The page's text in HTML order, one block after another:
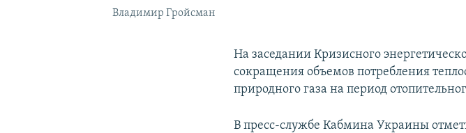
Владимир Гройсман
На заседании Кризисного
сокращения объемов потребления
природного газа на период
В пресс-службе Кабмина Украины